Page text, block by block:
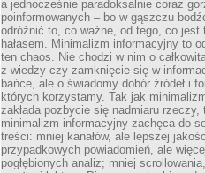
a jednocześnie paradoksalnie coraz
poinformowanych – bo w gąszczu
odróżnić to, co ważne, od tego, co jest
hałasem. Minimalizm informacyjny to
ten chaos. Nie chodzi w nim o
z wiedzy czy zamknięcie się w
bańce, ale o świadomy dobór źródeł i
których korzystamy. Tak jak
zakłada pozbycie się nadmiaru rzeczy,
minimalizm informacyjny zachęca do
treści: mniej kanałów, ale lepszej
przypadkowych powiadomień, ale
pogłębionych analiz; mniej